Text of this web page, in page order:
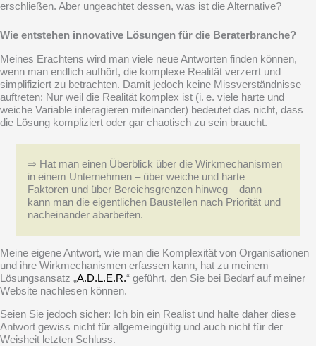
erschließen. Aber ungeachtet dessen, was ist die Alternative?
Wie entstehen innovative Lösungen für die Beraterbranche?
Meines Erachtens wird man viele neue Antworten finden können,
wenn man endlich aufhört, die komplexe Realität verzerrt und
simplifiziert zu betrachten. Damit jedoch keine Missverständnisse
auftreten: Nur weil die Realität komplex ist (i. e. viele harte und
weiche Variable interagieren miteinander) bedeutet das nicht, dass
die Lösung kompliziert oder gar chaotisch zu sein braucht.
⇒ Hat man einen Überblick über die Wirkmechanismen
in einem Unternehmen – über weiche und harte
Faktoren und über Bereichsgrenzen hinweg – dann
kann man die eigentlichen Baustellen nach Priorität und
nacheinander abarbeiten.
Meine eigene Antwort, wie man die Komplexität von Organisationen
und ihre Wirkmechanismen erfassen kann, hat zu meinem
Lösungsansatz „A.D.L.E.R.“ geführt, den Sie bei Bedarf auf meiner
Website nachlesen können.
Seien Sie jedoch sicher: Ich bin ein Realist und halte daher diese
Antwort gewiss nicht für allgemeingültig und auch nicht für der
Weisheit letzten Schluss.